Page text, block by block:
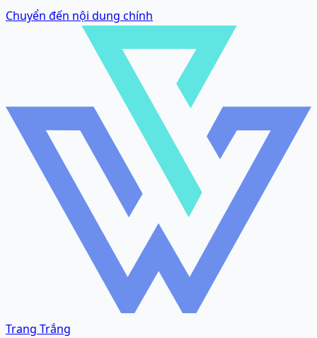
Chuyển đến nội dung chính
Trang Trắng